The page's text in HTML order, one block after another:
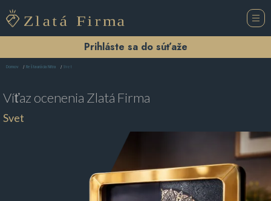
Prihláste sa do súťaže
Domov Reštaurácia Nitra Svet
Víťaz ocenenia Zlatá Firma
Svet